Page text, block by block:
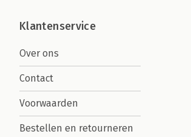
Klantenservice
Over ons
Contact
Voorwaarden
Bestellen en retourneren